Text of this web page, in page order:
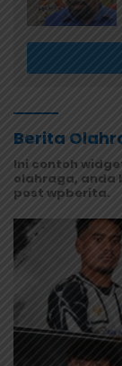
Berita
Ini contoh
olahraga, anda
post wpberita.